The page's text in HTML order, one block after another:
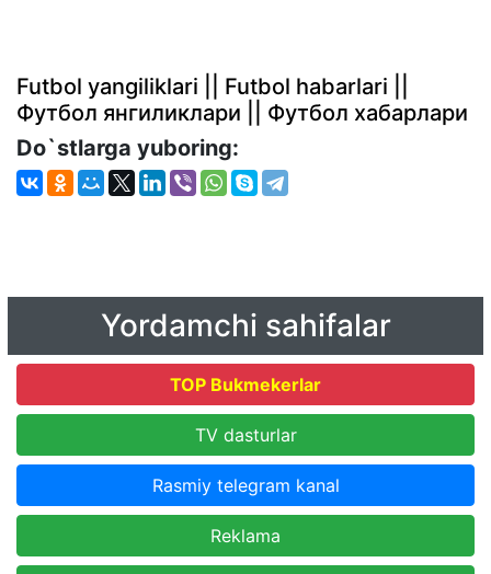
Futbol yangiliklari || Futbol habarlari ||
Футбол янгиликлари || Футбол хабарлари
Do`stlarga yuboring:
Yordamchi sahifalar
TOP Bukmekerlar
TV dasturlar
Rasmiy telegram kanal
Reklama